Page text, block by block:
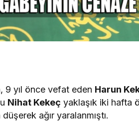
9 yıl önce vefat eden Harun
Nihat Kekeç yaklaşık iki hafta
ağır yaralanmıştı.